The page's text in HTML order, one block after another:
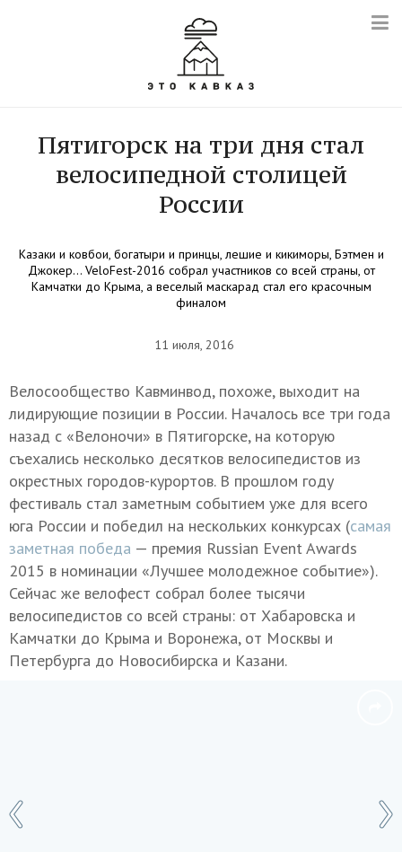
Пятигорск на три дня стал
велосипедной столицей
России
Казаки и ковбои, богатыри и принцы, лешие и кикиморы, Бэтмен и
Джокер… VeloFest-2016 собрал участников со всей страны, от
Камчатки до Крыма, а веселый маскарад стал его красочным
финалом
11 июля, 2016
Велосообщество Кавминвод, похоже, выходит на
лидирующие позиции в России. Началось все три года
назад с «Велоночи» в Пятигорске, на которую
съехались несколько десятков велосипедистов из
окрестных городов-курортов. В прошлом году
фестиваль стал заметным событием уже для всего
юга России и победил на нескольких конкурсах (самая
заметная победа — премия Russian Event Awards
2015 в номинации «Лучшее молодежное событие»).
Сейчас же велофест собрал более тысячи
велосипедистов со всей страны: от Хабаровска и
Камчатки до Крыма и Воронежа, от Москвы и
Петербурга до Новосибирска и Казани.